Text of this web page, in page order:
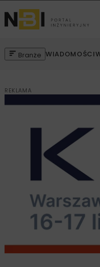
Branże WIADOMOŚCI
REKLAMA